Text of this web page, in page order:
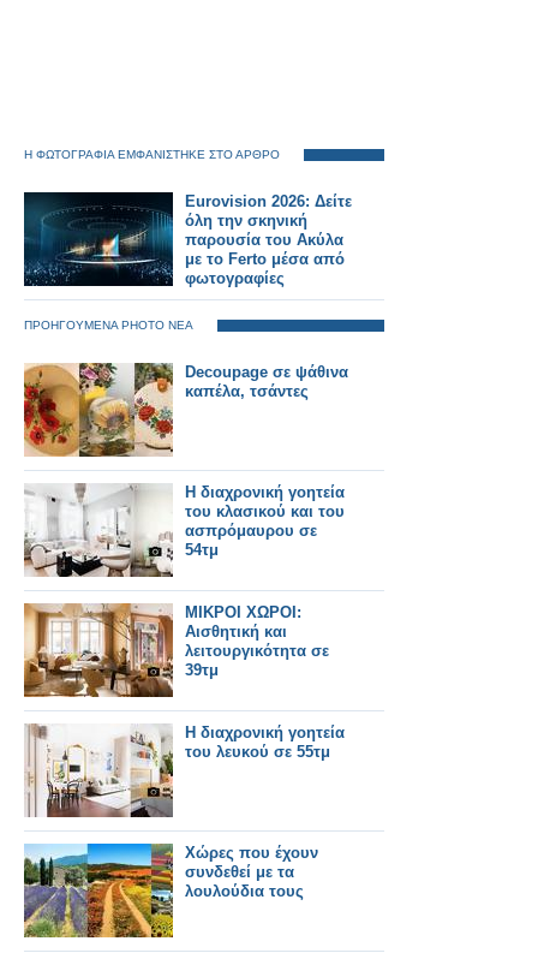
Η ΦΩΤΟΓΡΑΦΙΑ ΕΜΦΑΝΙΣΤΗΚΕ ΣΤΟ ΑΡΘΡΟ
Eurovision 2026: Δείτε
όλη την σκηνική
παρουσία του Ακύλα
με το Ferto μέσα από
φωτογραφίες
ΠΡΟΗΓΟΥΜΕΝΑ PHOTO ΝΕΑ
Decoupage σε ψάθινα
καπέλα, τσάντες
Η διαχρονική γοητεία
του κλασικού και του
ασπρόμαυρου σε
54τμ
ΜΙΚΡΟΙ ΧΩΡΟΙ:
Αισθητική και
λειτουργικότητα σε
39τμ
Η διαχρονική γοητεία
του λευκού σε 55τμ
Χώρες που έχουν
συνδεθεί με τα
λουλούδια τους